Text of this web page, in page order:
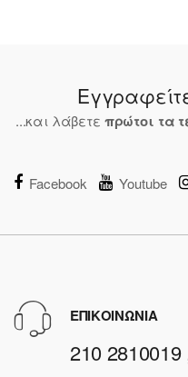
...και λάβετε πρώτοι τα
Facebook Youtube
ΕΠΙΚΟΙΝΩΝΙΑ
210